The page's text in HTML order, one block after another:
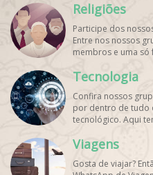
Religiões
Participe dos
Entre nos nossos
membros e uma só
Tecnologia
Confira nossos
por dentro de tudo
tecnológico. Aqui
Viagens
Gosta de viajar?